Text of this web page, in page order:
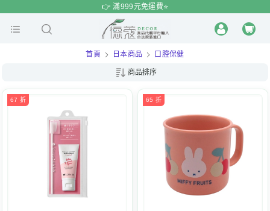
時 特賣
👉 滿999元免運費⭐️
首頁 日本商品 口腔保健
商品排序
67 折 65 折